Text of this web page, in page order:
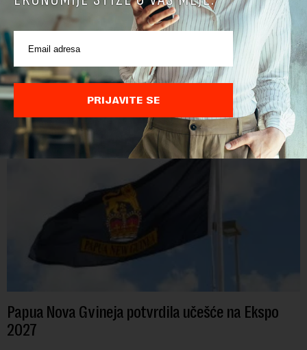
POVEZANI SADRŽAJI
Papua Nova Gvineja potvrdila učešće na Ekspo
2027
PRIJAVITE SE